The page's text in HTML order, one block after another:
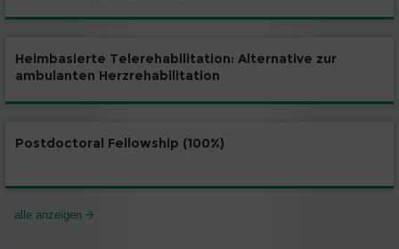
Heimbasierte Telerehabilitation: Alternative zur
ambulanten Herzrehabilitation
Postdoctoral Fellowship (100%)
alle anzeigen